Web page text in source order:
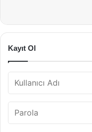
Kayıt Ol